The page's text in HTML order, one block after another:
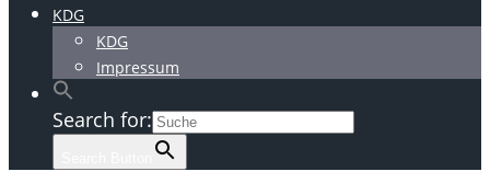
KDG
KDG
Impressum
Search for: